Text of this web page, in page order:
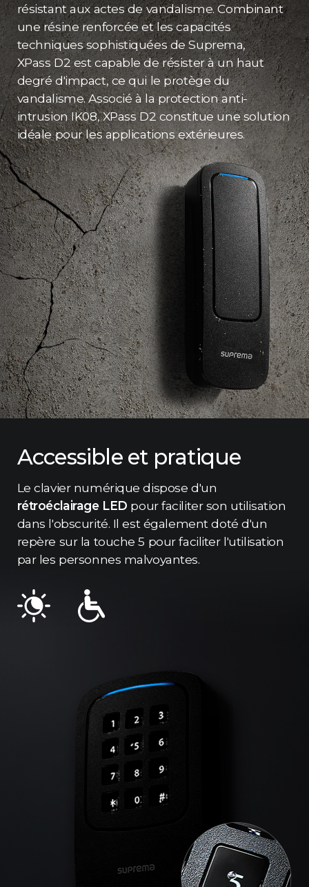
résistant aux actes de vandalisme. Combinant
une résine renforcée et les capacités
techniques sophistiquées de Suprema,
XPass D2 est capable de résister à un haut
degré d'impact, ce qui le protège du
vandalisme. Associé à la protection anti-
intrusion IK08, XPass D2 constitue une solution
idéale pour les applications extérieures.
Accessible et pratique
Le clavier numérique dispose d'un
rétroéclairage LED pour faciliter son utilisation
dans l'obscurité. Il est également doté d'un
repère sur la touche 5 pour faciliter l'utilisation
par les personnes malvoyantes.